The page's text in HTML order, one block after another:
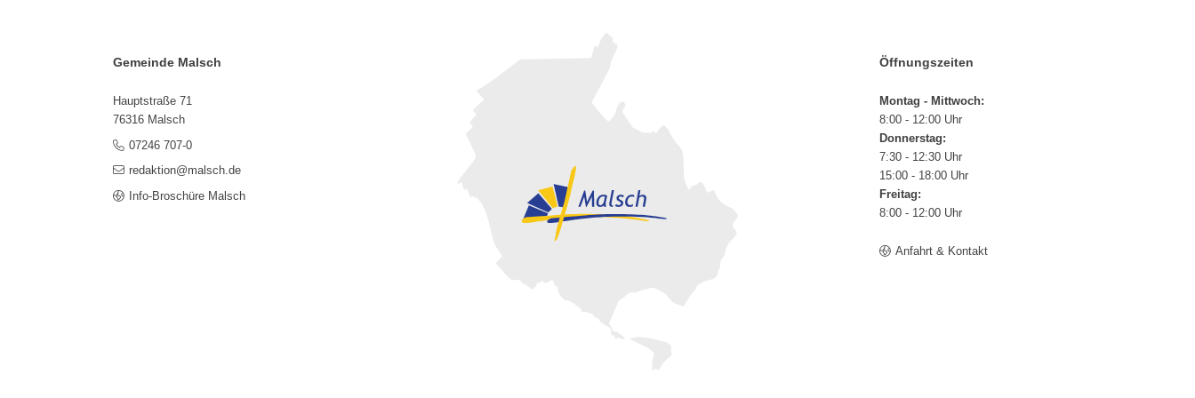
Gemeinde Malsch
Hauptstraße 71
76316 Malsch
07246 707-0
redaktion@malsch.de
Info-Broschüre Malsch
Öffnungszeiten
Montag - Mittwoch:
8:00 - 12:00 Uhr
Donnerstag:
7:30 - 12:30 Uhr
15:00 - 18:00 Uhr
Freitag:
8:00 - 12:00 Uhr
Anfahrt & Kontakt